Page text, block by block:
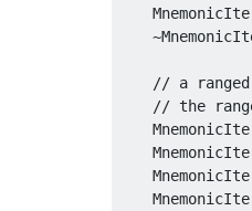
~
// a
// the